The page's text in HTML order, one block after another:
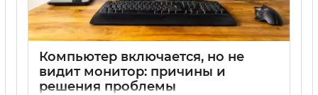
Компьютер включается, но не
видит монитор: причины и
решения проблемы